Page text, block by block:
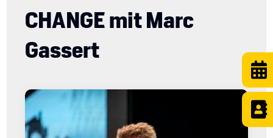
CHANGE mit Marc
Gassert

